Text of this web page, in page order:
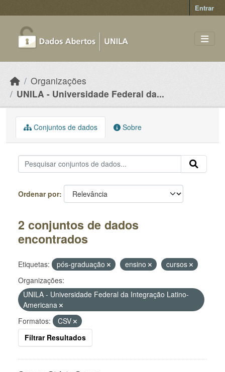
Entrar
Organizações
UNILA - Universidade Federal da...
Conjuntos de dados Sobre
Ordenar por
2 conjuntos de dados
encontrados
Etiquetas: pós-graduação ensino
cursos
Organizações:
UNILA - Universidade Federal da Integração Latino-
Americana
Formatos:
CSV
Filtrar Resultados